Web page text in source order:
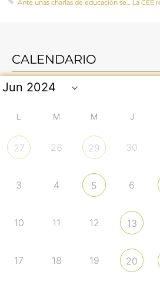
CALENDARIO
L M M J
27 28 29 30
3 4 5 6
10 11 12 13
17 18 19 20